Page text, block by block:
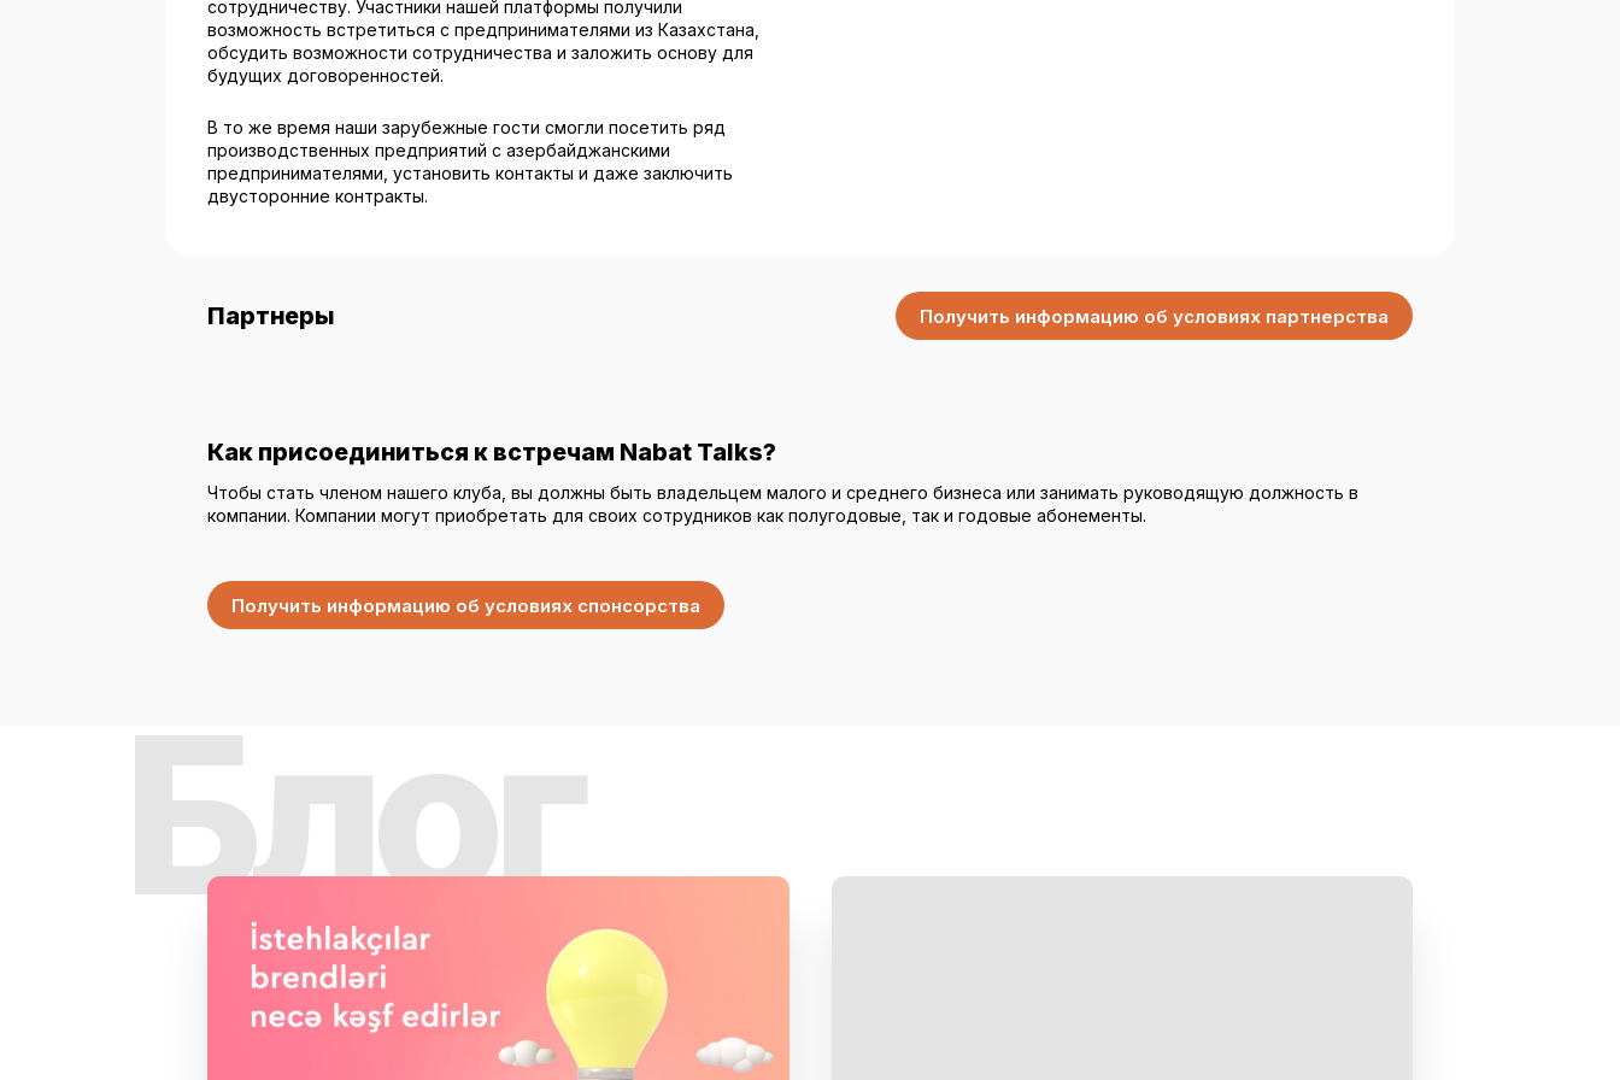
сотрудничеству. Участники нашей платформы получили
возможность встретиться с предпринимателями из Казахстана,
обсудить возможности сотрудничества и заложить основу для
будущих договоренностей.
В то же время наши зарубежные гости смогли посетить ряд
производственных предприятий с азербайджанскими
предпринимателями, установить контакты и даже заключить
двусторонние контракты.
Партнеры Получить информацию об условиях партнерства
Как присоединиться к встречам Nabat Talks?
Чтобы стать членом нашего клуба, вы должны быть владельцем малого и среднего бизнеса или занимать руководящую должность в
компании. Компании могут приобретать для своих сотрудников как полугодовые, так и годовые абонементы.
Получить информацию об условиях спонсорства
Блог